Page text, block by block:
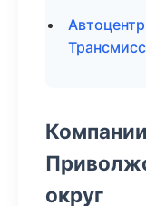
округ